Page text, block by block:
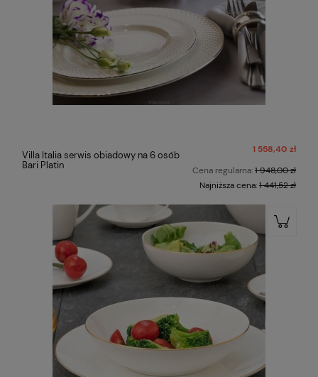
Villa Italia serwis obiadowy na 6 osób
Bari Platin
1 558,40 zł
Cena regularna:1 948,00 zł
Najniższa cena:1 441,52 zł